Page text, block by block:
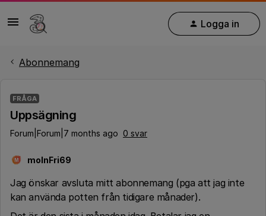
Logga in
Abonnemang
FRÅGA
Uppsägning
Forum|Forum|7 months ago 0 svar
M molnFri69
Jag önskar avsluta mitt abonnemang (pga att jag inte
kan använda potten från tidigare månader).